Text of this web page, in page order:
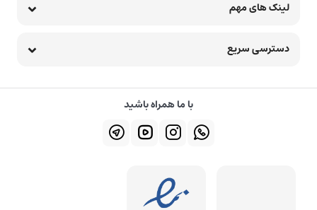
لینک های مهم
دسترسی سریع
با ما همراه باشید